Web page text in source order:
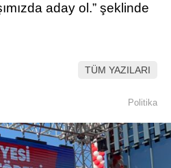
Facebook
Instagram
aday ol.” şeklinde
TÜM YAZILARI
Politika